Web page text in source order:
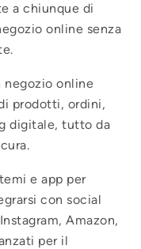
a chiunque di
online senza
negozio online
prodotti, ordini,
digitale, tutto da
e app per
con social
Amazon,
per il